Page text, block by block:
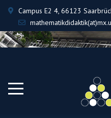
Campus E2 4, 66123